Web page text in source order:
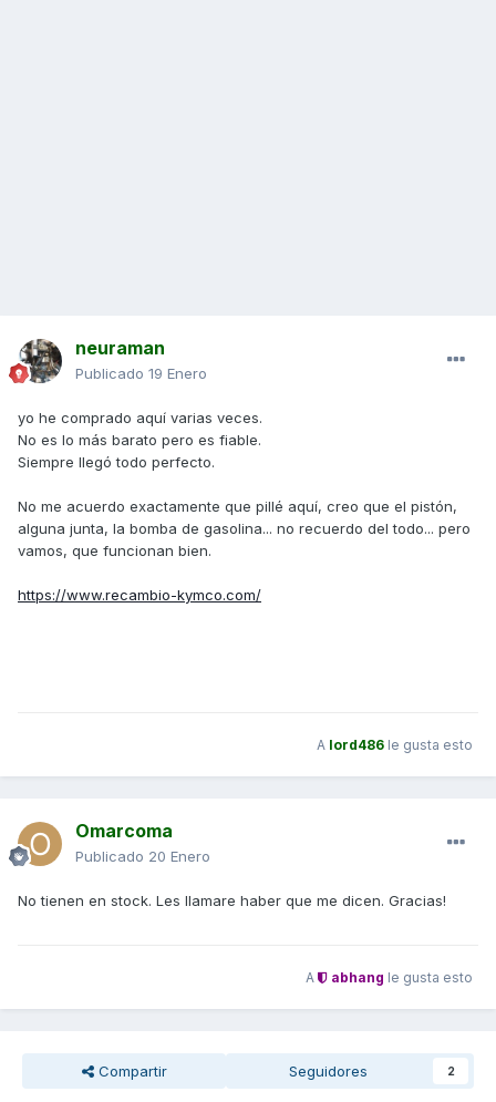
neuraman
Publicado 19 Enero
yo he comprado aquí varias veces.
No es lo más barato pero es fiable.
Siempre llegó todo perfecto.
No me acuerdo exactamente que pillé aquí, creo que el pistón,
alguna junta, la bomba de gasolina... no recuerdo del todo... pero
vamos, que funcionan bien.
https://www.recambio-kymco.com/
A lord486 le gusta esto
Omarcoma
Publicado 20 Enero
No tienen en stock. Les llamare haber que me dicen. Gracias!
A abhang le gusta esto
Compartir Seguidores 2